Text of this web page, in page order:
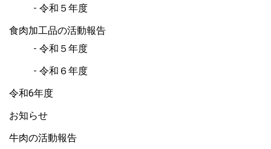
令和５年度
食肉加工品の活動報告
令和５年度
令和６年度
令和6年度
お知らせ
牛肉の活動報告